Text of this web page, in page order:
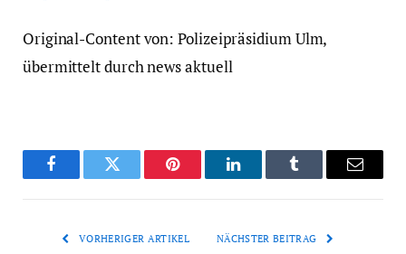
Original-Content von: Polizeipräsidium Ulm,
übermittelt durch news aktuell
FacebookTwitter Pinterest LinkedInTumblr Email
VORHERIGER ARTIKEL NÄCHSTER BEITRAG